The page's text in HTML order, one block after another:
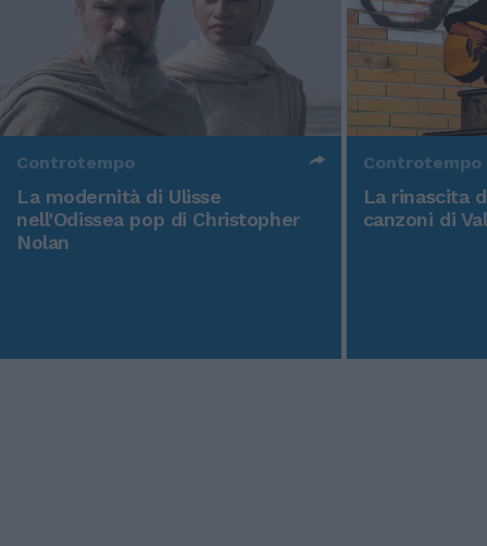
Controtempo
La modernità di Ulisse
nell'Odissea pop di Christopher
Nolan
Controtempo
La rinascita
canzoni di